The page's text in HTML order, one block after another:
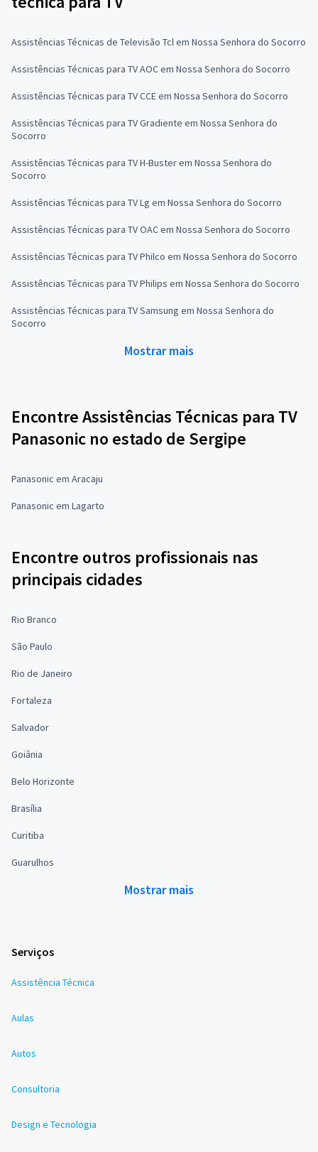
Assistências Técnicas de Televisão Tcl em Nossa Senhora do Socorro
Assistências Técnicas para TV AOC em Nossa Senhora do Socorro
Assistências Técnicas para TV CCE em Nossa Senhora do Socorro
Assistências Técnicas para TV Gradiente em Nossa Senhora do
Socorro
Assistências Técnicas para TV H-Buster em Nossa Senhora do
Socorro
Assistências Técnicas para TV Lg em Nossa Senhora do Socorro
Assistências Técnicas para TV OAC em Nossa Senhora do Socorro
Assistências Técnicas para TV Philco em Nossa Senhora do Socorro
Assistências Técnicas para TV Philips em Nossa Senhora do Socorro
Assistências Técnicas para TV Samsung em Nossa Senhora do
Socorro
Mostrar mais
Encontre Assistências Técnicas para TV
Panasonic no estado de Sergipe
Panasonic em Aracaju
Panasonic em Lagarto
Encontre outros profissionais nas
principais cidades
Rio Branco
São Paulo
Rio de Janeiro
Fortaleza
Salvador
Goiânia
Belo Horizonte
Brasília
Curitiba
Guarulhos
Mostrar mais
Serviços
Assistência Técnica
Aulas
Autos
Consultoria
Design e Tecnologia